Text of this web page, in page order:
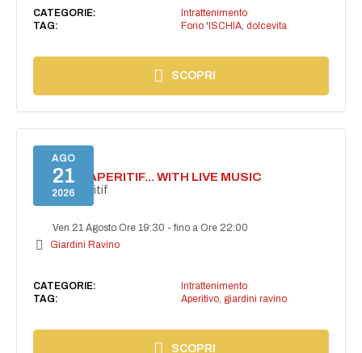
CATEGORIE:
Intrattenimento
TAG:
Forio 'ISCHIA, dolcevita
SCOPRI
AGO
21
2026
SECRET APERITIF... WITH LIVE MUSIC
Secret aperitif
Ven 21 Agosto Ore 19:30 -fino a Ore 22:00
Giardini Ravino
CATEGORIE:
Intrattenimento
TAG:
Aperitivo, giardini ravino
SCOPRI